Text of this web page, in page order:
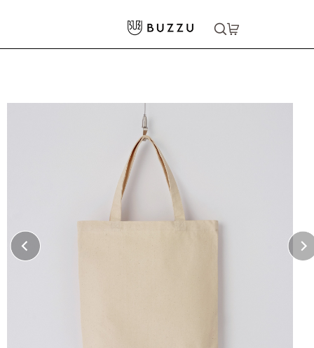
トートバッグ
12oz スタンダードキャンバストートバッグ（L）